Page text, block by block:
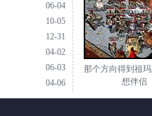
06-04
10-05
12-31
04-02
06-03
04-06
那个方向得到祖
想伴侣